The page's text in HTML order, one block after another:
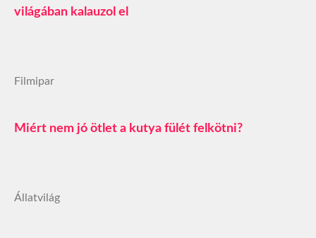
világában kalauzol el
Filmipar
Miért nem jó ötlet a kutya fülét felkötni?
Állatvilág